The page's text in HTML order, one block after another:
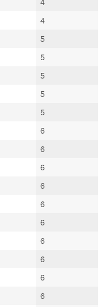
4
5
5
5
5
5
6
6
6
6
6
6
6
6
6
6